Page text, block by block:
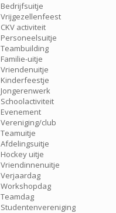
Bedrijfsuitje
Vrijgezellenfeest
CKV activiteit
Personeelsuitje
Teambuilding
Familie-uitje
Vriendenuitje
Kinderfeestje
Jongerenwerk
Schoolactiviteit
Evenement
Vereniging/club
Teamuitje
Afdelingsuitje
Hockey uitje
Vriendinnenuitje
Verjaardag
Workshopdag
Teamdag
Studentenvereniging